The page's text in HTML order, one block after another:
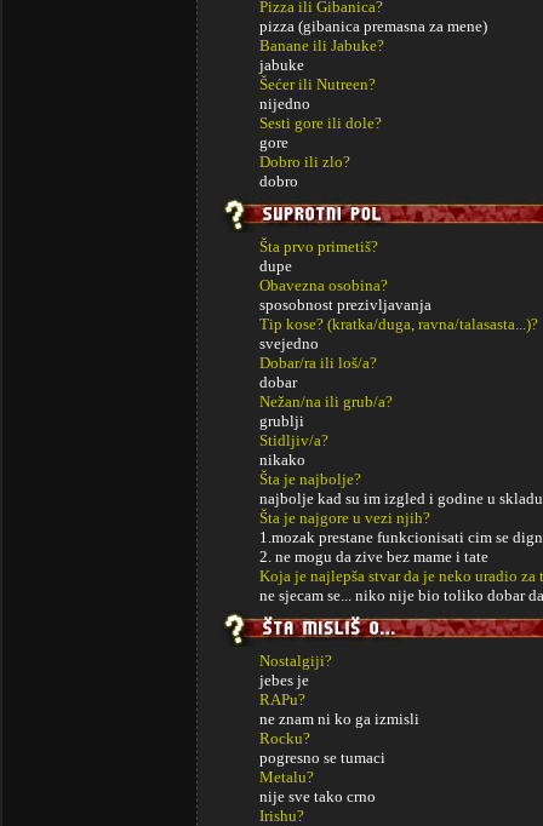
Pizza ili Gibanica?
pizza (gibanica premasna za mene)
Banane ili Jabuke?
jabuke
Šećer ili Nutreen?
nijedno
Sesti gore ili dole?
gore
Dobro ili zlo?
dobro
Šta prvo primetiš?
dupe
Obavezna osobina?
sposobnost prezivljavanja
Tip kose? (kratka/duga, ravna/talasasta...)?
svejedno
Dobar/ra ili loš/a?
dobar
Nežan/na ili grub/a?
grublji
Stidljiv/a?
nikako
Šta je najbolje?
najbolje kad su im izgled i godine u skladu
Šta je najgore u vezi njih?
1.mozak prestane funkcionisati cim se
2. ne mogu da zive bez mame i tate
Koja je najlepša stvar da je neko uradio za
ne sjecam se... niko nije bio toliko dobar
Nostalgiji?
jebes je
RAPu?
ne znam ni ko ga izmisli
Rocku?
pogresno se tumaci
Metalu?
nije sve tako crno
Irishu?